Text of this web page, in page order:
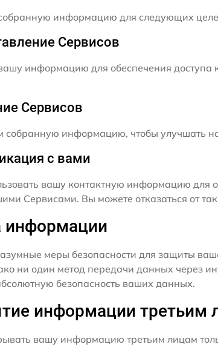
информацию для следующих
Сервисов
информацию для обеспечения
Сервисов
информацию, чтобы улучшать
с вами
вашу контактную информацию для
Сервисами. Вы можете отказаться от
информации
меры безопасности для защиты
ни один метод передачи данных через
безопасность ваших данных.
информации третьим
вашу информацию третьим лицам